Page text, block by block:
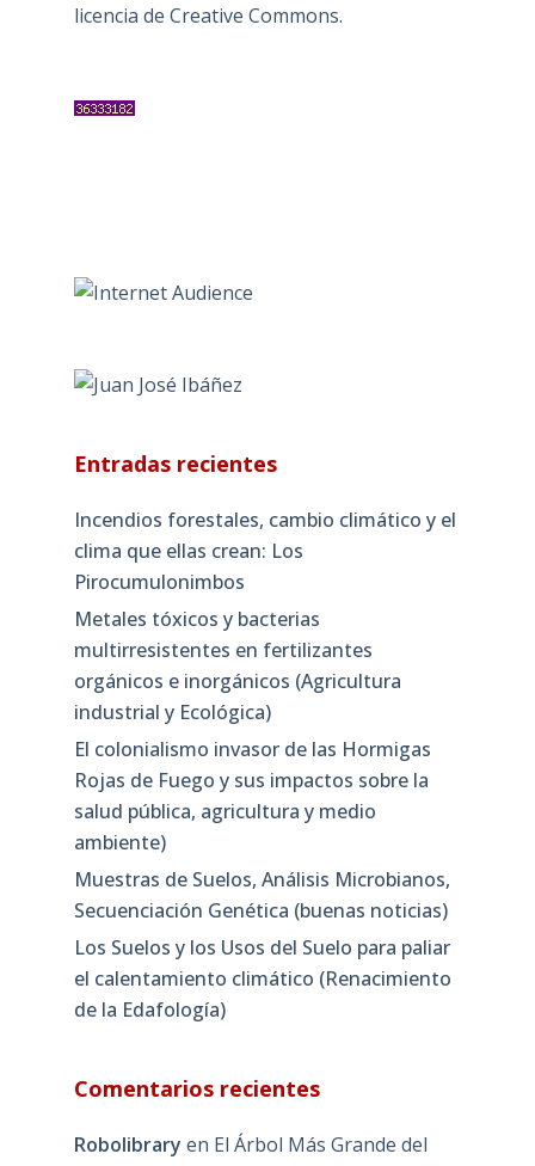
licencia de Creative Commons.
Entradas recientes
Incendios forestales, cambio climático y el
clima que ellas crean: Los
Pirocumulonimbos
Metales tóxicos y bacterias
multirresistentes en fertilizantes
orgánicos e inorgánicos (Agricultura
industrial y Ecológica)
El colonialismo invasor de las Hormigas
Rojas de Fuego y sus impactos sobre la
salud pública, agricultura y medio
ambiente)
Muestras de Suelos, Análisis Microbianos,
Secuenciación Genética (buenas noticias)
Los Suelos y los Usos del Suelo para paliar
el calentamiento climático (Renacimiento
de la Edafología)
Comentarios recientes
Robolibrary en El Árbol Más Grande del